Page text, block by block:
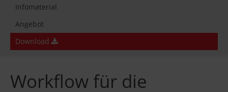
Infomaterial
Angebot
Download
Workflow für die